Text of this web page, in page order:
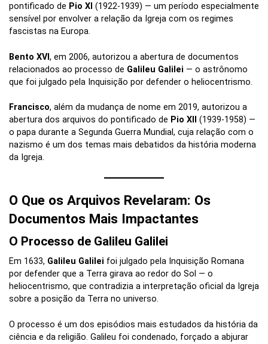
pontificado de Pio XI (1922-1939) — um período especialmente
sensível por envolver a relação da Igreja com os regimes
fascistas na Europa.
Bento XVI, em 2006, autorizou a abertura de documentos
relacionados ao processo de Galileu Galilei — o astrônomo
que foi julgado pela Inquisição por defender o heliocentrismo.
Francisco, além da mudança de nome em 2019, autorizou a
abertura dos arquivos do pontificado de Pio XII
(1939-1958) —
o papa durante a Segunda Guerra Mundial, cuja relação com o
nazismo é um dos temas mais debatidos da história moderna
da Igreja.
O Que os Arquivos Revelaram: Os
Documentos Mais Impactantes
O Processo de Galileu Galilei
Em 1633, Galileu Galilei foi julgado pela Inquisição Romana
por defender que a Terra girava ao redor do Sol — o
heliocentrismo, que contradizia a interpretação oficial da Igreja
sobre a posição da Terra no universo.
O processo é um dos episódios mais estudados da história da
ciência e da religião. Galileu foi condenado, forçado a abjurar